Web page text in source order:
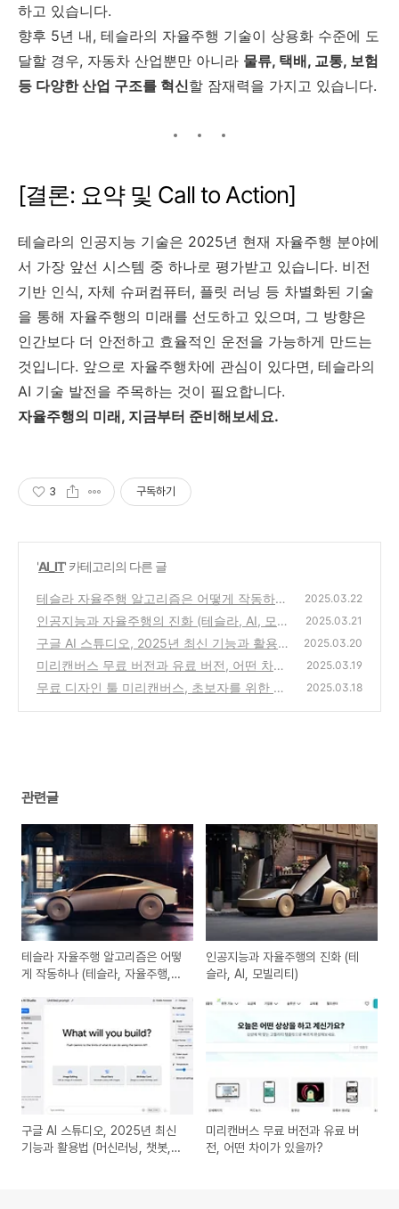
하고 있습니다.
향후 5년 내, 테슬라의 자율주행 기술이 상용화 수준에 도
달할 경우, 자동차 산업뿐만 아니라 물류, 택배, 교통, 보험
등 다양한 산업 구조를 혁신할 잠재력을 가지고 있습니다.
[결론: 요약 및 Call to Action]
테슬라의 인공지능 기술은 2025년 현재 자율주행 분야에
서 가장 앞선 시스템 중 하나로 평가받고 있습니다. 비전
기반 인식, 자체 슈퍼컴퓨터, 플릿 러닝 등 차별화된 기술
을 통해 자율주행의 미래를 선도하고 있으며, 그 방향은
인간보다 더 안전하고 효율적인 운전을 가능하게 만드는
것입니다. 앞으로 자율주행차에 관심이 있다면, 테슬라의
AI 기술 발전을 주목하는 것이 필요합니다.
자율주행의 미래, 지금부터 준비해보세요.
3 구독하기
'AI_IT' 카테고리의 다른 글
테슬라 자율주행 알고리즘은 어떻게 작동하나
(테슬라, 자율주행, FSD)
(0)
2025.03.22
인공지능과 자율주행의 진화 (테슬라, AI, 모빌
리티)
(0)
2025.03.21
구글 AI 스튜디오, 2025년 최신 기능과 활용법
(머신러닝, 챗봇, API)
(0)
2025.03.20
미리캔버스 무료 버전과 유료 버전, 어떤 차이
가 있을까?
(3)
2025.03.19
무료 디자인 툴 미리캔버스, 초보자를 위한 입
2025.03.18
관련글
테슬라 자율주행 알고리즘은 어떻
게 작동하나 (테슬라, 자율주행,
인공지능과 자율주행의 진화 (테
슬라, AI, 모빌리티)
구글 AI 스튜디오, 2025년 최신
기능과 활용법 (머신러닝, 챗봇,
미리캔버스 무료 버전과 유료 버
전, 어떤 차이가 있을까?